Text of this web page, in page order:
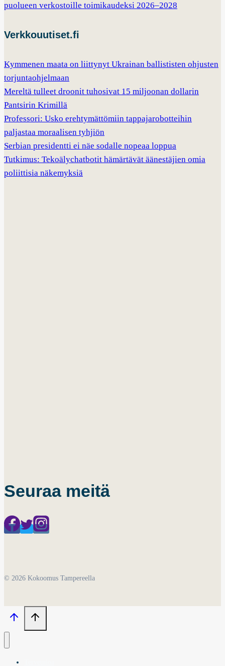
puolueen verkostoille toimikaudeksi 2026–2028
Verkkouutiset.fi
Kymmenen maata on liittynyt Ukrainan ballististen ohjusten
torjuntaohjelmaan
Mereltä tulleet droonit tuhosivat 15 miljoonan dollarin
Pantsirin Krimillä
Professori: Usko erehtymättömiin tappajarobotteihin
paljastaa moraalisen tyhjiön
Serbian presidentti ei näe sodalle nopeaa loppua
Tutkimus: Tekoälychatbotit hämärtävät äänestäjien omia
poliittisia näkemyksiä
Seuraa meitä
© 2026 Kokoomus Tampereella